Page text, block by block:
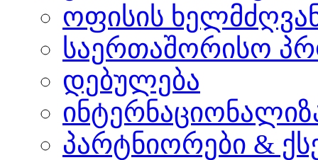
ოფისის
საერთაშორისო
დებულება
პარტნიორები &